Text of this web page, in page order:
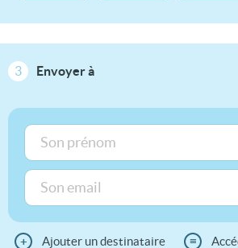
3 Envoyer à
+ Ajouter un destinataire ≡